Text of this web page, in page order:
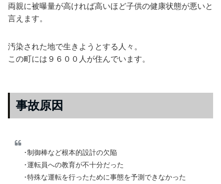
両親に被曝量が高ければ高いほど子供の健康状態が悪いと
言えます。
汚染された地で生きようとする人々。
この町には９６００人が住んでいます。
事故原因
･制御棒など根本的設計の欠陥
･運転員への教育が不十分だった
･特殊な運転を行ったために事態を予測できなかった